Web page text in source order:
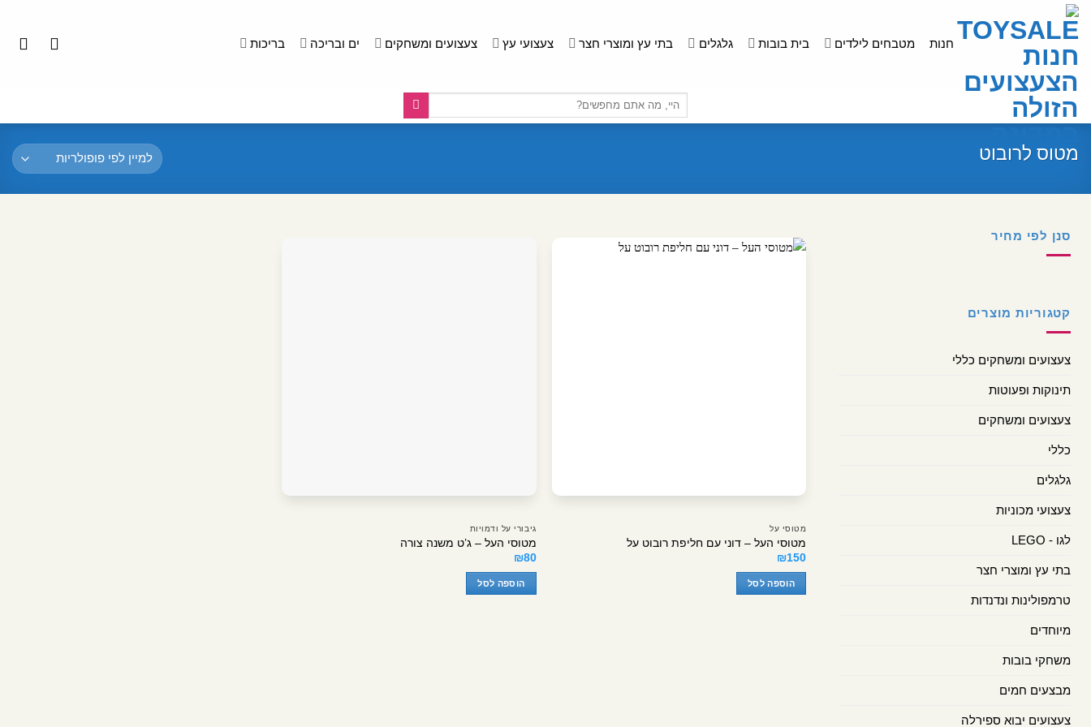
דלג
לתוכן
חנות
מטבחים לילדים בית בובות גלגלים בתי עץ ומוצרי חצר צעצועי עץ צעצועים ומשחקים ים ובריכה בריכות
עבור:
מטוס לרובוט
סנן לפי מחיר
קטגוריות מוצרים
צעצועים ומשחקים כללי
תינוקות ופעוטות
צעצועים ומשחקים
כללי
גלגלים
צעצועי מכוניות
לגו - LEGO
בתי עץ ומוצרי חצר
טרמפולינות ונדנדות
מיוחדים
משחקי בובות
מבצעים חמים
צעצועים יבוא ספירלה
מטוסי על
מטוסי העל – דוני עם חליפת רובוט על
₪150
הוספה לסל
גיבורי על ודמויות
מטוסי העל – ג’ט משנה צורה
₪80
הוספה לסל